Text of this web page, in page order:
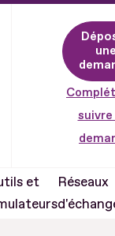
suivre
et
Réseaux